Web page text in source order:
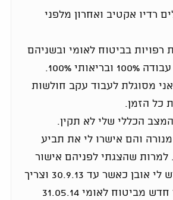
רדיו אקטיב ואחרון מלפני
רפויות בביטוח לאומי ובשניהם
100%.
מסוגלת לעבוד עקב חולשות
כל הזמן.
הכללי שלי לא תקין.
והם אישרו לי את תביע
למרות שהצגתי לפניהם אישור
מביטוח לאומי שיש לי אובן כאשר עד 30.9.13 וצריך
מביטוח לאומי 31.05.14